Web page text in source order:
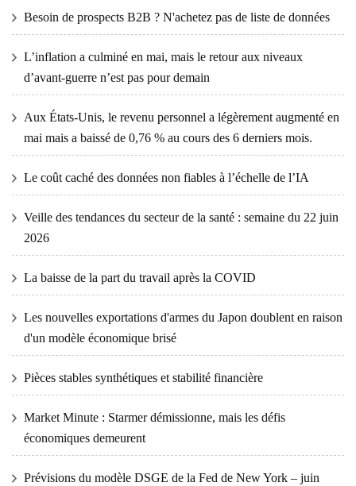
Besoin de prospects B2B ? N'achetez pas de liste de données
L’inflation a culminé en mai, mais le retour aux niveaux
d’avant-guerre n’est pas pour demain
Aux États-Unis, le revenu personnel a légèrement augmenté en
mai mais a baissé de 0,76 % au cours des 6 derniers mois.
Le coût caché des données non fiables à l’échelle de l’IA
Veille des tendances du secteur de la santé : semaine du 22 juin
2026
La baisse de la part du travail après la COVID
Les nouvelles exportations d'armes du Japon doublent en raison
d'un modèle économique brisé
Pièces stables synthétiques et stabilité financière
Market Minute : Starmer démissionne, mais les défis
économiques demeurent
Prévisions du modèle DSGE de la Fed de New York – juin